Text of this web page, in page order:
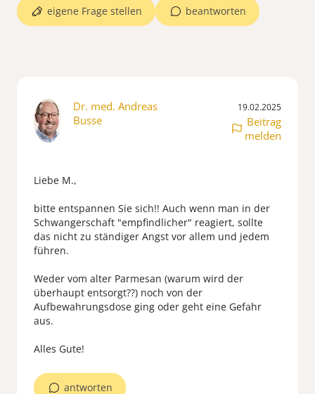
beantworten
eigene Frage stellen
Dr. med. Andreas
Busse
19.02.2025
Beitrag
melden
Liebe M.,
bitte entspannen Sie sich!! Auch wenn man in der
Schwangerschaft "empfindlicher" reagiert, sollte
das nicht zu ständiger Angst vor allem und jedem
führen.
Weder vom alter Parmesan (warum wird der
überhaupt entsorgt??) noch von der
Aufbewahrungsdose ging oder geht eine Gefahr
aus.
antworten